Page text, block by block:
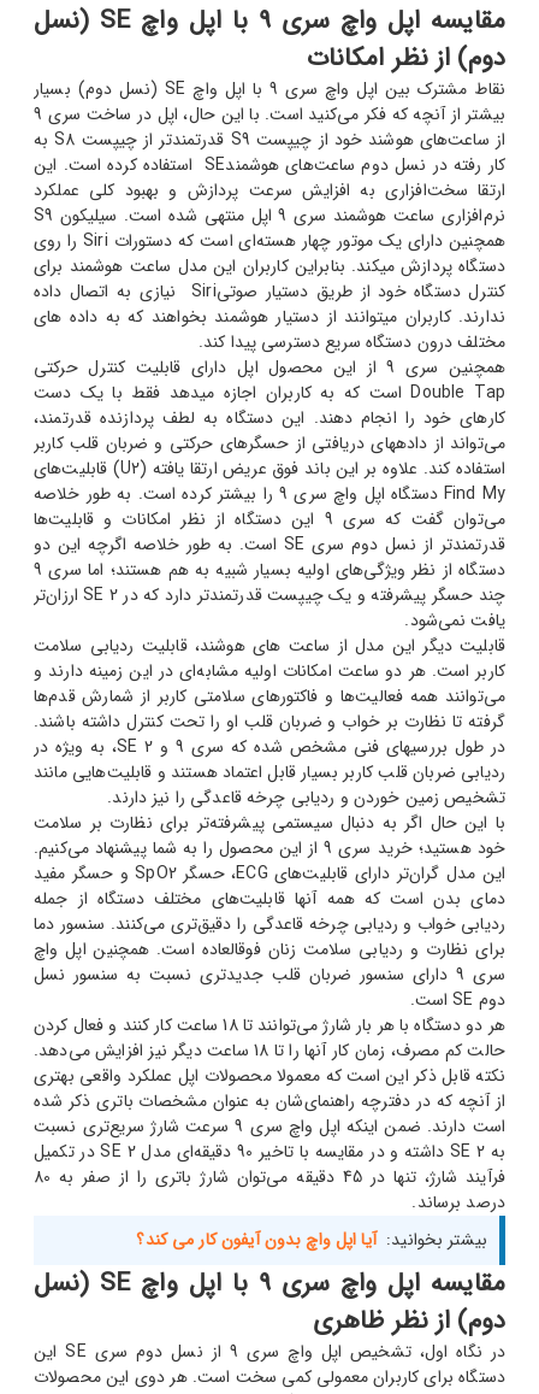
مقایسه اپل واچ سری 9 با اپل واچ SE (نسل
دوم) از نظر امکانات
نقاط مشترک بین اپل واچ سری 9 با اپل واچ SE (نسل دوم) بسیار
بیشتر از آنچه که فکر می‌کنید است. با این حال، اپل در ساخت سری 9
از ساعت‌های هوشند خود از چیپست S9 قدرتمندتر از چیپست S8 به
کار رفته در نسل دوم ساعت‌های هوشمندSE استفاده کرده است. این
ارتقا سخت‌افزاری به افزایش سرعت پردازش و بهبود کلی عملکرد
نرم‌افزاری ساعت هوشمند سری 9 اپل منتهی شده است. سیلیکون S9
همچنین دارای یک موتور چهار هسته‌ای است که دستورات Siri را روی
دستگاه پردازش می‎کند. بنابراین کاربران این مدل ساعت هوشمند برای
کنترل دستگاه خود از طریق دستیار صوتیSiri نیازی به اتصال داده
ندارند. کاربران می‎توانند از دستیار هوشمند بخواهند که به داده ‎های
مختلف درون دستگاه سریع دسترسی پیدا کند.
همچنین سری 9 از این محصول اپل دارای قابلیت کنترل حرکتی
Double Tap است که به کاربران اجازه می‎دهد فقط با یک دست
کارهای خود را انجام دهند. این دستگاه به لطف پردازنده قدرتمند،
می‌تواند از داده‎های دریافتی از حسگرهای حرکتی و ضربان قلب کاربر
استفاده کند. علاوه بر این باند فوق عریض ارتقا یافته (U2) قابلیت‌های
Find My دستگاه اپل واچ سری 9 را بیشتر کرده است. به طور خلاصه
می‌توان گفت که سری 9 این دستگاه از نظر امکانات و قابلیت‌ها
قدرتمندتر از نسل دوم سری SE است. به طور خلاصه اگرچه این دو
دستگاه از نظر ویژگی‌های اولیه بسیار شبیه به هم هستند؛ اما سری 9
چند حسگر پیشرفته و یک چیپست قدرتمندتر دارد که در SE 2 ارزان‌تر
یافت نمی‌شود.
قابلیت دیگر این مدل از ساعت‎ های هوشند، قابلیت ردیابی سلامت
کاربر است. هر دو ساعت امکانات اولیه مشابه‌ای در این زمینه دارند و
می‌توانند همه فعالیت‌ها و فاکتورهای سلامتی کاربر از شمارش قدم‌ها
گرفته تا نظارت بر خواب و ضربان قلب او را تحت کنترل داشته باشند.
در طول بررسی‎های فنی مشخص شده که سری 9 و SE 2، به ویژه در
ردیابی ضربان قلب کاربر بسیار قابل اعتماد هستند و قابلیت‌هایی مانند
تشخیص زمین خوردن و ردیابی چرخه قاعدگی را نیز دارند.
با این حال اگر به دنبال سیستمی پیشرفته‌تر برای نظارت بر سلامت
خود هستید؛ خرید سری 9 از این محصول را به شما پیشنهاد می‌کنیم.
این مدل گران‌تر دارای قابلیت‌های ECG، حسگر SpO2 و حسگر مفید
دمای بدن است که همه آنها قابلیت‌های مختلف دستگاه از جمله
ردیابی خواب و ردیابی چرخه قاعدگی را دقیق‌تری می‌کنند. سنسور دما
برای نظارت و ردیابی سلامت زنان فوق‎العاده است. همچنین اپل واچ
سری 9 دارای سنسور ضربان قلب جدیدتری نسبت به سنسور نسل
دوم SE است.
هر دو دستگاه با هر بار شارژ می‌توانند تا 18 ساعت کار کنند و فعال کردن
حالت کم مصرف، زمان کار آنها را تا 18 ساعت دیگر نیز افزایش می‌دهد.
نکته قابل ذکر این است که معمولا محصولات اپل عملکرد واقعی بهتری
از آنچه که در دفترچه راهنمای‌شان به عنوان مشخصات باتری ذکر شده
است دارند. ضمن اینکه اپل واچ سری 9 سرعت شارژ سریع‌تری نسبت
به SE 2 داشته و در مقایسه با تاخیر 90 دقیقه‌ای مدل SE 2 در تکمیل
فرآیند شارژ، تنها در 45 دقیقه می‌توان شارژ باتری را از صفر به 80
درصد برساند.
بیشتر بخوانید:آیا اپل واچ بدون آیفون کار می کند؟
مقایسه اپل واچ سری 9 با اپل واچ SE (نسل
دوم) از نظر ظاهری
در نگاه اول، تشخیص اپل واچ سری 9 از نسل دوم سری SE این
دستگاه برای کاربران معمولی کمی سخت است. هر دوی این محصولات